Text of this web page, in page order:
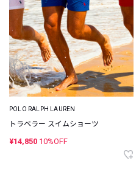
POLO RALPH LAUREN
トラベラー スイムショーツ
¥14,850 10%OFF